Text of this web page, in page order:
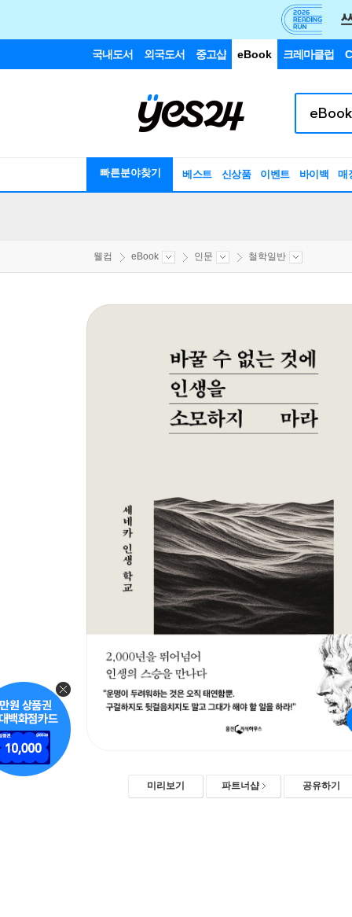
국내도서 외국도서 중고샵 eBook 크레마클럽
빠른분야찾기 베스트 신상품 이벤트 바이백 매
웰컴 eBook 인문 철학일반
미리보기 파트너샵 공유하기